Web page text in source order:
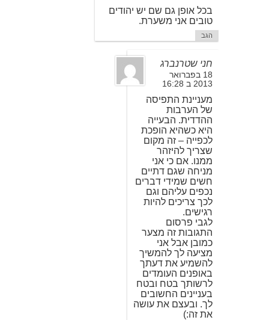
בכל אופן גם שם יש יהודים
טובים אני משערת.
הגב
חני שטרנברג
18 בפברואר
2013 ב 16:28
מעניינת התפיסה
של הערבות
ההדדית. הבעייה
היא כשהיא הופכת
לכפייה – זה מקום
שצריך להיזהר
ממנו. אם כי אני
מניחה שגם דתיים
חשים שמידי דברים
נכפים עליהם וגם
לכך צריכים להיות
רגישים.
לגבי פרסום
התגובות זה מצער
כמובן אבל אני
מציעה לך להמשיך
להשמיע את דעתך
באופנים העומדים
לרשותך בטח ובטח
בעניינים החשובים
לך. ובעצם את עושה
את זה:)